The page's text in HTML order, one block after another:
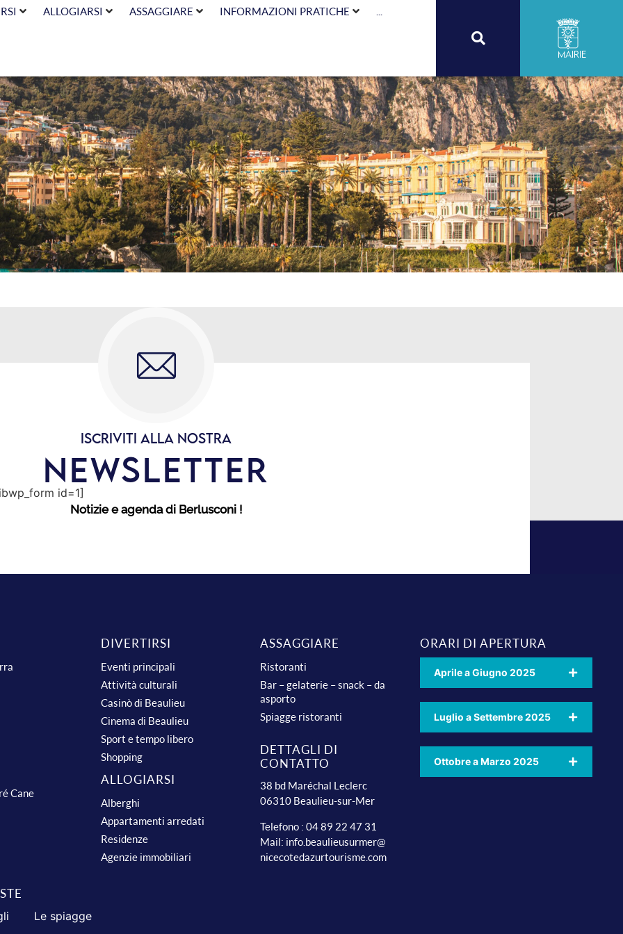
ALLOGIARSI ASSAGGIARE INFORMAZIONI PRATICHE
Mairie
ISCRIVITI ALLA NOSTRA
NEWSLETTER
id=1]
Notizie e agenda di Berlusconi !
Cane
DIVERTIRSI
Eventi principali
Attività culturali
Casinò di Beaulieu
Cinema di Beaulieu
Sport e tempo libero
Shopping
ALLOGIARSI
Alberghi
Appartamenti arredati
Residenze
Agenzie immobiliari
ASSAGGIARE
Ristoranti
Bar – gelaterie – snack – da
asporto
Spiagge ristoranti
DETTAGLI DI
CONTATTO
38 bd Maréchal Leclerc
06310 Beaulieu-sur-Mer
Telefono : 04 89 22 47 31
Mail: info.beaulieusurmer@
nicecotedazurtourisme.com
ORARI DI APERTURA
Aprile a Giugno 2025
Luglio a Settembre 2025
Ottobre a Marzo 2025
Le spiagge